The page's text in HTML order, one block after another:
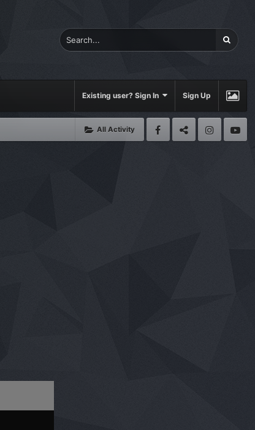
Existing user? Sign In Sign Up
All Activity